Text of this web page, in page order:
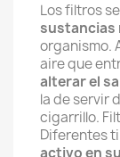
Los filtros
sustancias
organismo.
aire que
alterar el
la de servir
cigarrillo.
Diferentes
activo en